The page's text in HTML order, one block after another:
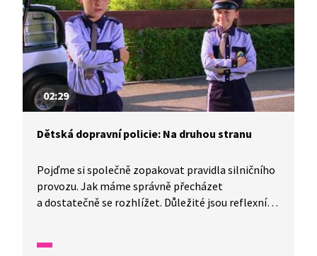
02:29
Dětská dopravní policie: Na druhou stranu
Pojďme si společně zopakovat pravidla silničního
provozu. Jak máme správně přecházet
a dostatečně se rozhlížet. Důležité jsou reflexní
Nezapomeňte na oční kontakt s řidičem